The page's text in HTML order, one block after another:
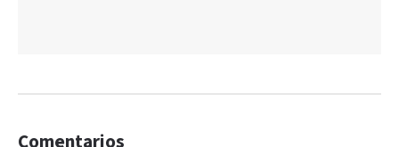
Comentarios